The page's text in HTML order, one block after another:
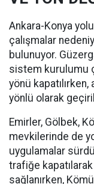
Ankara-Konya
çalışmalar
bulunuyor.
sistem kurulumu
yönü
yönlü olarak
Emirler, Gölbek,
mevkilerinde de
uygulamalar
trafiğe
sağlanırken,